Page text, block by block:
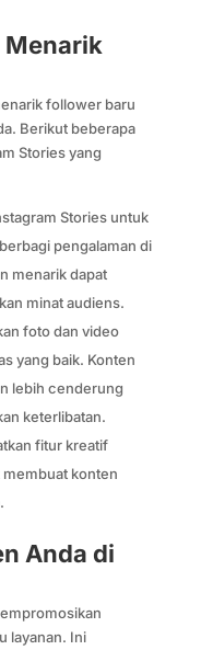
Menarik
follower baru
Berikut beberapa
Stories yang
Stories untuk
pengalaman di
menarik dapat
minat audiens.
foto dan video
yang baik. Konten
lebih cenderung
keterlibatan.
fitur kreatif
konten
Anda di
layanan. Ini